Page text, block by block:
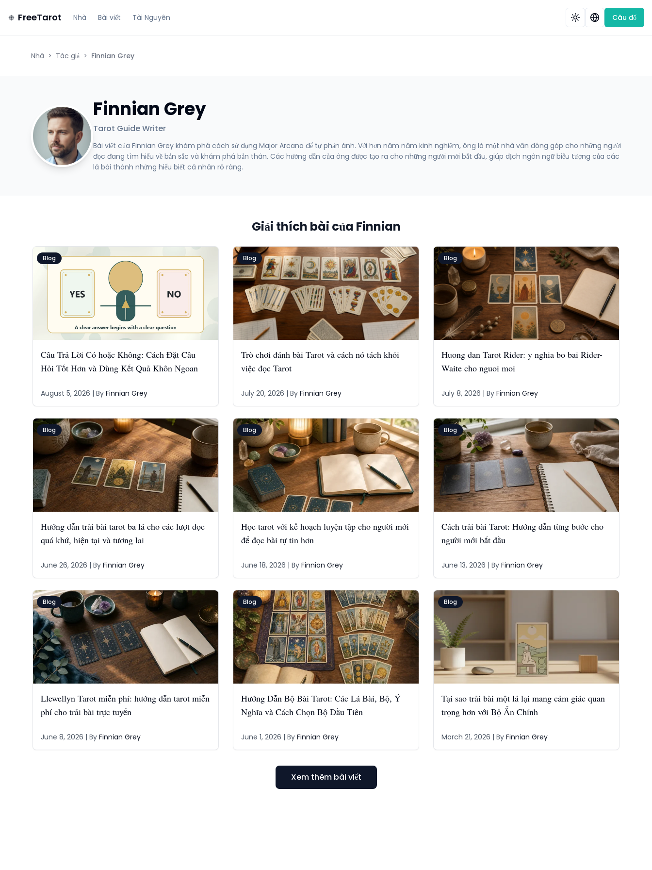
FreeTarot Nhà Bài viết Tài Nguyên Câu đố
Nhà > Tác giả > Finnian Grey
Finnian Grey
Tarot Guide Writer
Bài viết của Finnian Grey khám phá cách sử dụng Major Arcana để tự phản ánh. Với hơn năm năm kinh nghiệm, ông là một nhà văn đóng góp cho những người
đọc đang tìm hiểu về bản sắc và khám phá bản thân. Các hướng dẫn của ông được tạo ra cho những người mới bắt đầu, giúp dịch ngôn ngữ biểu tượng của các
lá bài thành những hiểu biết cá nhân rõ ràng.
Giải thích bài của Finnian
Blog
Câu Trả Lời Có hoặc Không: Cách Đặt Câu
Hỏi Tốt Hơn và Dùng Kết Quả Khôn Ngoan
August 5, 2026 | By Finnian Grey
Blog
Trò chơi đánh bài Tarot và cách nó tách khỏi
việc đọc Tarot
July 20, 2026 | By Finnian Grey
Blog
Huong dan Tarot Rider: y nghia bo bai Rider-
Waite cho nguoi moi
July 8, 2026 | ByFinnian Grey
Blog
Hướng dẫn trải bài tarot ba lá cho các lượt đọc
quá khứ, hiện tại và tương lai
June 26, 2026 | By Finnian Grey
Blog
Học tarot với kế hoạch luyện tập cho người mới
để đọc bài tự tin hơn
June 18, 2026 | By Finnian Grey
Blog
Cách trải bài Tarot: Hướng dẫn từng bước cho
người mới bắt đầu
June 13, 2026 | ByFinnian Grey
Blog
Llewellyn Tarot miễn phí: hướng dẫn tarot miễn
phí cho trải bài trực tuyến
June 8, 2026 | By Finnian Grey
Blog
Hướng Dẫn Bộ Bài Tarot: Các Lá Bài, Bộ, Ý
Nghĩa và Cách Chọn Bộ Đầu Tiên
June 1, 2026 | By Finnian Grey
Blog
Tại sao trải bài một lá lại mang cảm giác quan
trọng hơn với Bộ Ẩn Chính
March 21, 2026 | ByFinnian Grey
Xem thêm bài viết